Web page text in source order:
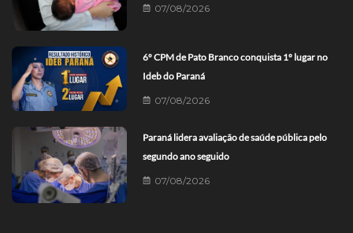
07/08/2026
6º CPM de Pato Branco conquista 1º lugar no
Ideb do Paraná
07/08/2026
Paraná lidera avaliação de saúde pública pelo
segundo ano seguido
07/08/2026